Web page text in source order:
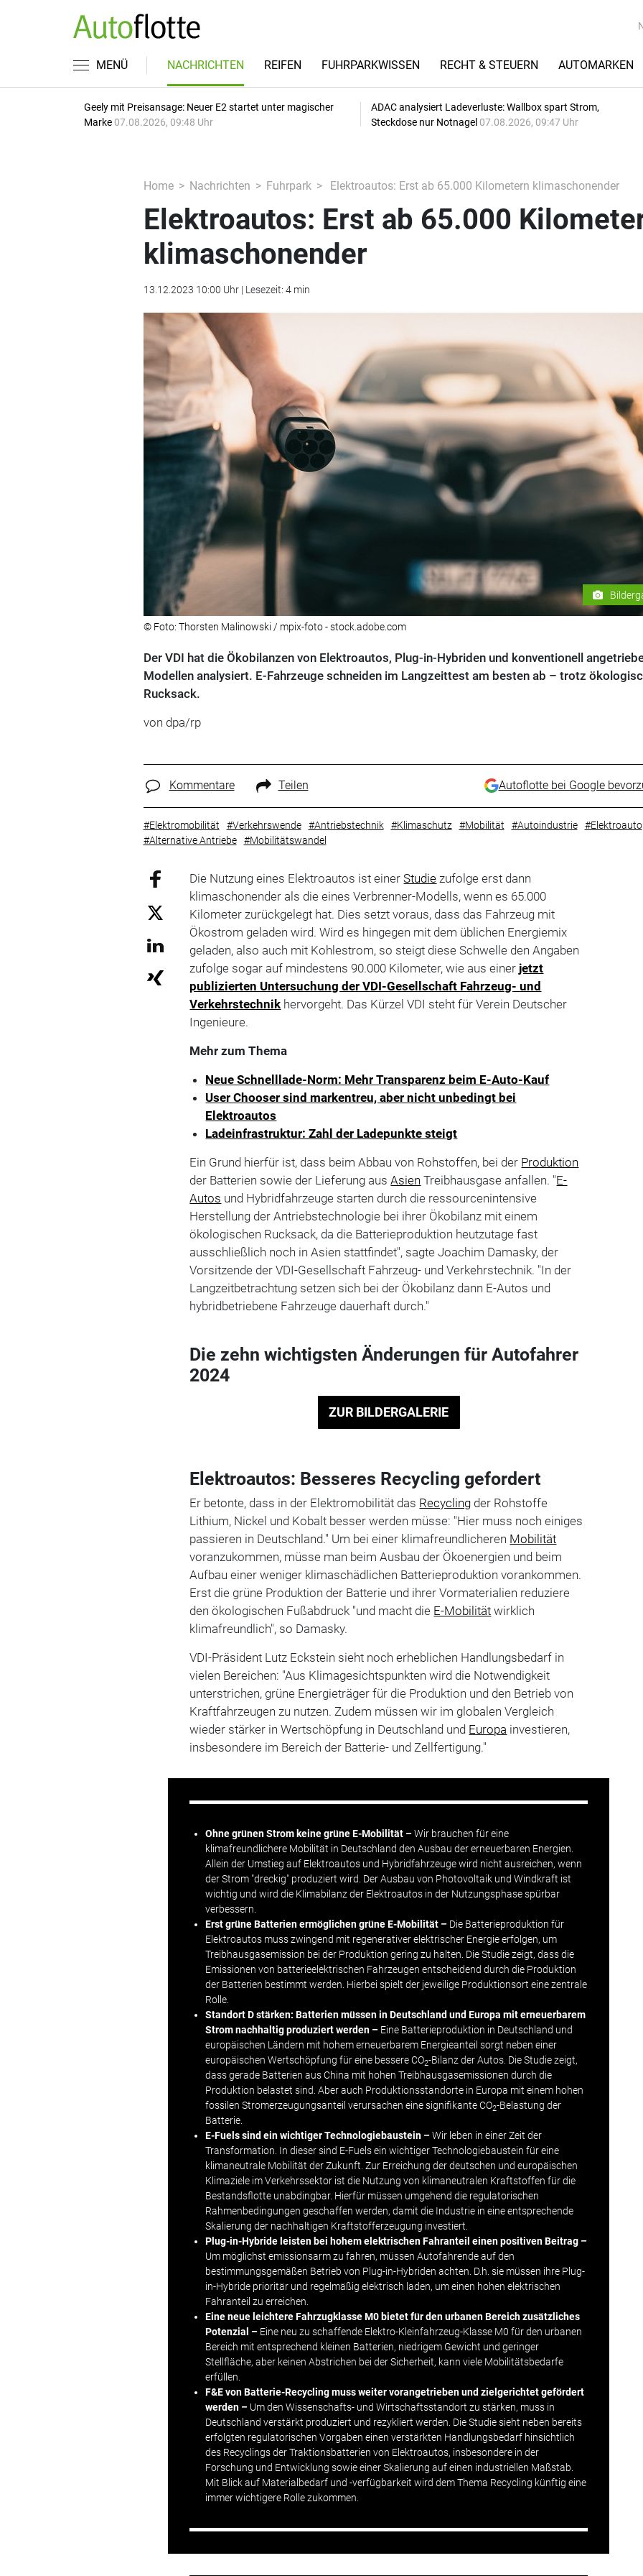
MENÜ NACHRICHTEN REIFEN FUHRPARKWISSEN RECHT & STEUERN AUTOMARKEN
Geely mit Preisansage: Neuer E2 startet unter magischer
Marke 07.08.2026, 09:48 Uhr
ADAC analysiert Ladeverluste: Wallbox spart Strom,
Steckdose nur Notnagel 07.08.2026, 09:47 Uhr
Home Nachrichten Fuhrpark Elektroautos: Erst ab 65.000 Kilometern klimaschonender
Elektroautos: Erst ab 65.000
klimaschonender
13.12.2023 10:00 Uhr | Lesezeit: 4 min
© Foto: Thorsten Malinowski / mpix-foto - stock.adobe.com
Der VDI hat die Ökobilanzen von Elektroautos, Plug-in-Hybriden und konventionell
Modellen analysiert. E-Fahrzeuge schneiden im Langzeittest am besten ab – trotz
Rucksack.
von dpa/rp
Kommentare Teilen Autoflotte bei Google
#Elektromobilität #Verkehrswende #Antriebstechnik #Klimaschutz #Mobilität #Autoindustrie
#Elektroauto
#Alternative Antriebe
#Mobilitätswandel
Die Nutzung eines Elektroautos ist einerStudie zufolge erst dann
klimaschonender als die eines Verbrenner-Modells, wenn es 65.000
Kilometer zurückgelegt hat. Dies setzt voraus, dass das Fahrzeug mit
Ökostrom geladen wird. Wird es hingegen mit dem üblichen Energiemix
geladen, also auch mit Kohlestrom, so steigt diese Schwelle den Angaben
zufolge sogar auf mindestens 90.000 Kilometer, wie aus einer jetzt
publizierten Untersuchung der VDI-Gesellschaft Fahrzeug- und
Verkehrstechnik hervorgeht. Das Kürzel VDI steht für Verein Deutscher
Ingenieure.
Mehr zum Thema
Neue Schnelllade-Norm: Mehr Transparenz beim E-Auto-Kauf
User Chooser sind markentreu, aber nicht unbedingt bei
Elektroautos
Ladeinfrastruktur: Zahl der Ladepunkte steigt
Ein Grund hierfür ist, dass beim Abbau von Rohstoffen, bei der Produktion
der Batterien sowie der Lieferung ausAsien Treibhausgase anfallen. "E-
Autos und Hybridfahrzeuge starten durch die ressourcenintensive
Herstellung der Antriebstechnologie bei ihrer Ökobilanz mit einem
ökologischen Rucksack, da die Batterieproduktion heutzutage fast
ausschließlich noch in Asien stattfindet", sagte Joachim Damasky, der
Vorsitzende der VDI-Gesellschaft Fahrzeug- und Verkehrstechnik. "In der
Langzeitbetrachtung setzen sich bei der Ökobilanz dann E-Autos und
hybridbetriebene Fahrzeuge dauerhaft durch."
Die zehn wichtigsten Änderungen für Autofahrer
2024
ZUR BILDERGALERIE
Elektroautos: Besseres Recycling gefordert
Er betonte, dass in der Elektromobilität das Recycling der Rohstoffe
Lithium, Nickel und Kobalt besser werden müsse: "Hier muss noch einiges
passieren in Deutschland." Um bei einer klimafreundlicheren Mobilität
voranzukommen, müsse man beim Ausbau der Ökoenergien und beim
Aufbau einer weniger klimaschädlichen Batterieproduktion vorankommen.
Erst die grüne Produktion der Batterie und ihrer Vormaterialien reduziere
den ökologischen Fußabdruck "und macht die E-Mobilität wirklich
klimafreundlich", so Damasky.
VDI-Präsident Lutz Eckstein sieht noch erheblichen Handlungsbedarf in
vielen Bereichen: "Aus Klimagesichtspunkten wird die Notwendigkeit
unterstrichen, grüne Energieträger für die Produktion und den Betrieb von
Kraftfahrzeugen zu nutzen. Zudem müssen wir im globalen Vergleich
wieder stärker in Wertschöpfung in Deutschland und Europa investieren,
insbesondere im Bereich der Batterie- und Zellfertigung."
Ohne grünen Strom keine grüne E-Mobilität – Wir brauchen für eine
klimafreundlichere Mobilität in Deutschland den Ausbau der erneuerbaren Energien.
Allein der Umstieg auf Elektroautos und Hybridfahrzeuge wird nicht ausreichen, wenn
der Strom "dreckig" produziert wird. Der Ausbau von Photovoltaik und Windkraft ist
wichtig und wird die Klimabilanz der Elektroautos in der Nutzungsphase spürbar
verbessern.
Erst grüne Batterien ermöglichen grüne E-Mobilität – Die Batterieproduktion für
Elektroautos muss zwingend mit regenerativer elektrischer Energie erfolgen, um
Treibhausgasemission bei der Produktion gering zu halten. Die Studie zeigt, dass die
Emissionen von batterieelektrischen Fahrzeugen entscheidend durch die Produktion
der Batterien bestimmt werden. Hierbei spielt der jeweilige Produktionsort eine zentrale
Rolle.
Standort D stärken: Batterien müssen in Deutschland und Europa mit erneuerbarem
Strom nachhaltig produziert werden – Eine Batterieproduktion in Deutschland und
europäischen Ländern mit hohem erneuerbarem Energieanteil sorgt neben einer
europäischen Wertschöpfung für eine bessere CO2-Bilanz der Autos. Die Studie zeigt,
dass gerade Batterien ausChina mit hohen Treibhausgasemissionen durch die
Produktion belastet sind. Aber auch Produktionsstandorte in Europa mit einem hohen
fossilen Stromerzeugungsanteil verursachen eine signifikante CO2-Belastung der
Batterie.
E-Fuelssind ein wichtiger Technologiebaustein –Wir leben in einer Zeit der
Transformation. In dieser sind E-Fuels ein wichtiger Technologiebaustein für eine
klimaneutrale Mobilität der Zukunft. Zur Erreichung der deutschen und europäischen
Klimaziele im Verkehrssektor ist die Nutzung von klimaneutralen Kraftstoffen für die
Bestandsflotte unabdingbar. Hierfür müssen umgehend die regulatorischen
Rahmenbedingungen geschaffen werden, damit die Industrie in eine entsprechende
Skalierung der nachhaltigen Kraftstofferzeugung investiert.
Plug-in-Hybride leisten bei hohem elektrischen Fahranteil einen positiven Beitrag –
Um möglichst emissionsarm zu fahren, müssen Autofahrende auf den
bestimmungsgemäßen Betrieb von Plug-in-Hybriden achten. D.h. sie müssen ihre Plug-
in-Hybride prioritär und regelmäßig elektrisch laden, um einen hohen elektrischen
Fahranteil zu erreichen.
Eine neue leichtere Fahrzugklasse M0 bietet für den urbanen Bereich zusätzliches
Potenzial – Eine neu zu schaffende Elektro-Kleinfahrzeug-Klasse M0 für den urbanen
Bereich mit entsprechend kleinen Batterien, niedrigem Gewicht und geringer
Stellfläche, aber keinen Abstrichen bei derSicherheit, kann viele Mobilitätsbedarfe
erfüllen.
F&E von Batterie-Recycling muss weiter vorangetrieben und zielgerichtet gefördert
werden – Um den Wissenschafts- und Wirtschaftsstandort zu stärken, muss in
Deutschland verstärkt produziert und rezykliert werden. Die Studie sieht neben bereits
erfolgten regulatorischen Vorgaben einen verstärkten Handlungsbedarf hinsichtlich
des Recyclings der Traktionsbatterien von Elektroautos, insbesondere in der
Forschung und Entwicklung sowie einer Skalierung auf einen industriellen Maßstab.
Mit Blick auf Materialbedarf und -verfügbarkeit wird dem Thema Recycling künftig eine
immer wichtigere Rolle zukommen.